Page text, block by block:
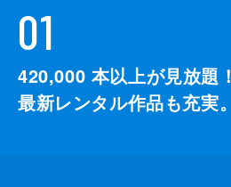
01
420,000 本以上が見放題！
最新レンタル作品も充実。